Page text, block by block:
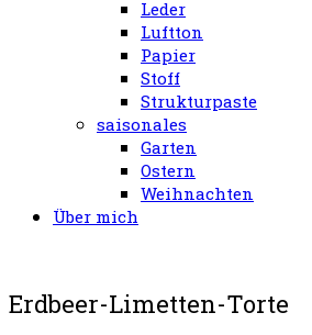
Leder
Luftton
Papier
Stoff
Strukturpaste
saisonales
Garten
Ostern
Weihnachten
Über mich
Erdbeer-Limetten-Torte